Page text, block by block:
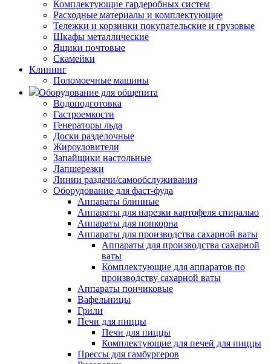
Комплектующие гардеробных систем
Расходные материалы и комплектующие
Тележки и корзинки покупательские и грузовые
Шкафы металлические
Ящики почтовые
Скамейки
Клининг
Поломоечные машины
Оборудование для общепита
Водоподготовка
Гастроемкости
Генераторы льда
Доски разделочные
Жироуловители
Запайщики настольные
Лапшерезки
Линии раздачи/самообслуживания
Оборудование для фаст-фуда
Аппараты блинные
Аппараты для нарезки картофеля спиралью
Аппараты для попкорна
Аппараты для производства сахарной ваты
Аппараты для производства сахарной
ваты
Комплектующие для аппаратов по
производству сахарной ваты
Аппараты пончиковые
Вафельницы
Грили
Печи для пиццы
Печи для пиццы
Комплектующие для печей для пиццы
Прессы для гамбургеров